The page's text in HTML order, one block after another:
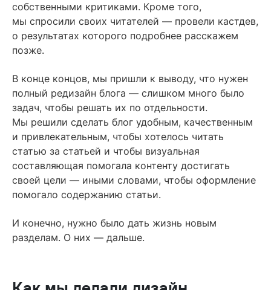
собственными критиками. Кроме того,
мы спросили своих читателей — провели кастдев,
о результатах которого подробнее расскажем
позже.
В конце концов, мы пришли к выводу, что нужен
полный редизайн блога — слишком много было
задач, чтобы решать их по отдельности.
Мы решили сделать блог удобным, качественным
и привлекательным, чтобы хотелось читать
статью за статьей и чтобы визуальная
составляющая помогала контенту достигать
своей цели — иными словами, чтобы оформление
помогало содержанию статьи.
И конечно, нужно было дать жизнь новым
разделам. О них — дальше.